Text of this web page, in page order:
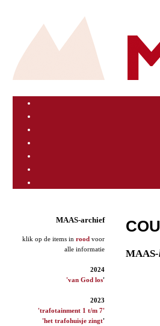
MAAS-archief
klik op de items in rood voor
alle informatie
2024
'van God los'
2023
'trafotainment 1 t/m 7'
'het trafohuisje zingt'
MAAS